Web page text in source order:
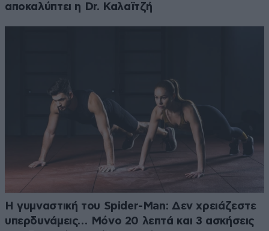
αποκαλύπτει η Dr. Καλαϊτζή
Η γυμναστική του Spider-Man: Δεν χρειάζεστε
υπερδυνάμεις… Μόνο 20 λεπτά και 3 ασκήσεις